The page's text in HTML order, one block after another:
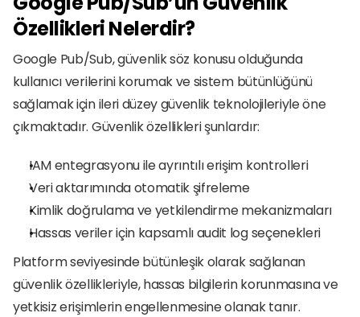
Özellikleri Nelerdir?
Google Pub/Sub, güvenlik söz konusu olduğunda
kullanıcı verilerini korumak ve sistem bütünlüğünü
sağlamak için ileri düzey güvenlik teknolojileriyle öne
çıkmaktadır. Güvenlik özellikleri şunlardır:
IAM entegrasyonu ile ayrıntılı erişim kontrolleri
Veri aktarımında otomatik şifreleme
Kimlik doğrulama ve yetkilendirme mekanizmaları
Hassas veriler için kapsamlı audit log seçenekleri
Platform seviyesinde bütünleşik olarak sağlanan
güvenlik özellikleriyle, hassas bilgilerin korunmasına ve
yetkisiz erişimlerin engellenmesine olanak tanır.